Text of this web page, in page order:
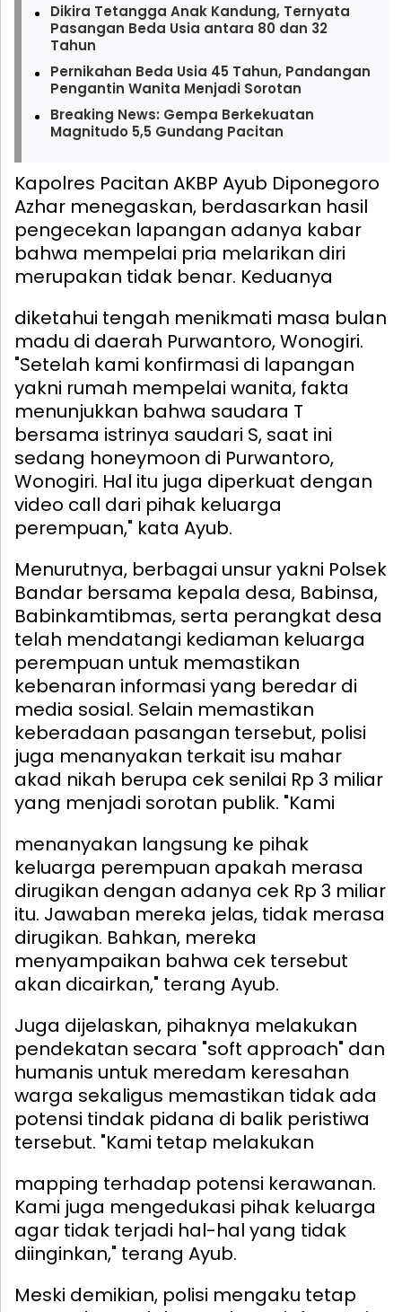
Dikira Tetangga Anak Kandung, Ternyata
Pasangan Beda Usia antara 80 dan 32
Tahun
Pernikahan Beda Usia 45 Tahun, Pandangan
Pengantin Wanita Menjadi Sorotan
Breaking News: Gempa Berkekuatan
Magnitudo 5,5 Gundang Pacitan
Kapolres Pacitan AKBP Ayub Diponegoro
Azhar menegaskan, berdasarkan hasil
pengecekan lapangan adanya kabar
bahwa mempelai pria melarikan diri
merupakan tidak benar. Keduanya
diketahui tengah menikmati masa bulan
madu di daerah Purwantoro, Wonogiri.
"Setelah kami konfirmasi di lapangan
yakni rumah mempelai wanita, fakta
menunjukkan bahwa saudara T
bersama istrinya saudari S, saat ini
sedang honeymoon di Purwantoro,
Wonogiri. Hal itu juga diperkuat dengan
video call dari pihak keluarga
perempuan," kata Ayub.
Menurutnya, berbagai unsur yakni Polsek
Bandar bersama kepala desa, Babinsa,
Babinkamtibmas, serta perangkat desa
telah mendatangi kediaman keluarga
perempuan untuk memastikan
kebenaran informasi yang beredar di
media sosial. Selain memastikan
keberadaan pasangan tersebut, polisi
juga menanyakan terkait isu mahar
akad nikah berupa cek senilai Rp 3 miliar
yang menjadi sorotan publik. "Kami
menanyakan langsung ke pihak
keluarga perempuan apakah merasa
dirugikan dengan adanya cek Rp 3 miliar
itu. Jawaban mereka jelas, tidak merasa
dirugikan. Bahkan, mereka
menyampaikan bahwa cek tersebut
akan dicairkan," terang Ayub.
Juga dijelaskan, pihaknya melakukan
pendekatan secara "soft approach" dan
humanis untuk meredam keresahan
warga sekaligus memastikan tidak ada
potensi tindak pidana di balik peristiwa
tersebut. "Kami tetap melakukan
mapping terhadap potensi kerawanan.
Kami juga mengedukasi pihak keluarga
agar tidak terjadi hal-hal yang tidak
diinginkan," terang Ayub.
Meski demikian, polisi mengaku tetap